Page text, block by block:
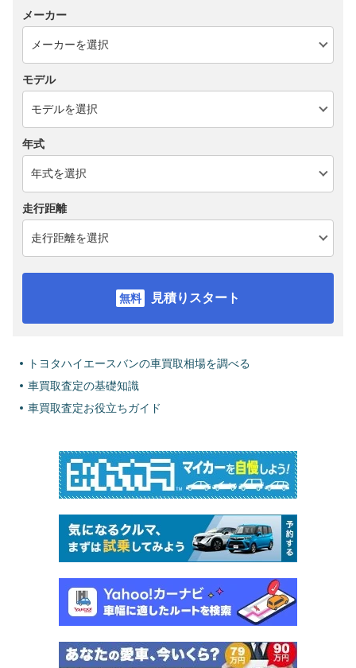
メーカー
モデル
年式
走行距離
見積りスタート
トヨタハイエースバンの車買取相場を調べる
車買取査定の基礎知識
車買取査定お役立ちガイド